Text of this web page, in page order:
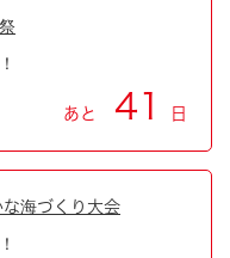
あと 41 日
海づくり大会